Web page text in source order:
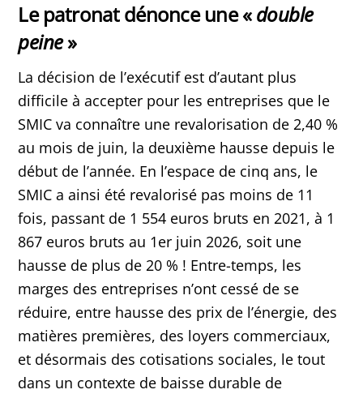
Le patronat dénonce une «double
peine»
La décision de l’exécutif est d’autant plus
difficile à accepter pour les entreprises que le
SMIC va connaître une revalorisation de 2,40 %
au mois de juin, la deuxième hausse depuis le
début de l’année. En l’espace de cinq ans, le
SMIC a ainsi été revalorisé pas moins de 11
fois, passant de 1 554 euros bruts en 2021, à 1
867 euros bruts au 1er juin 2026, soit une
hausse de plus de 20 % ! Entre-temps, les
marges des entreprises n’ont cessé de se
réduire, entre hausse des prix de l’énergie, des
matières premières, des loyers commerciaux,
et désormais des cotisations sociales, le tout
dans un contexte de baisse durable de